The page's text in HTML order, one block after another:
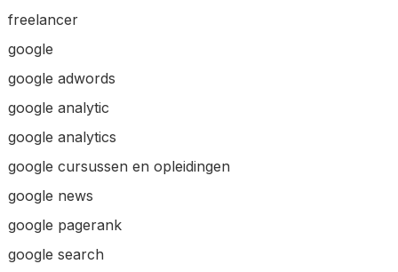
freelancer
google
google adwords
google analytic
google analytics
google cursussen en opleidingen
google news
google pagerank
google search